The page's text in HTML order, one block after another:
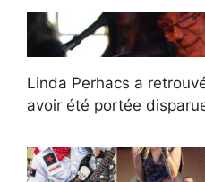
Linda Perhacs a
avoir été portée